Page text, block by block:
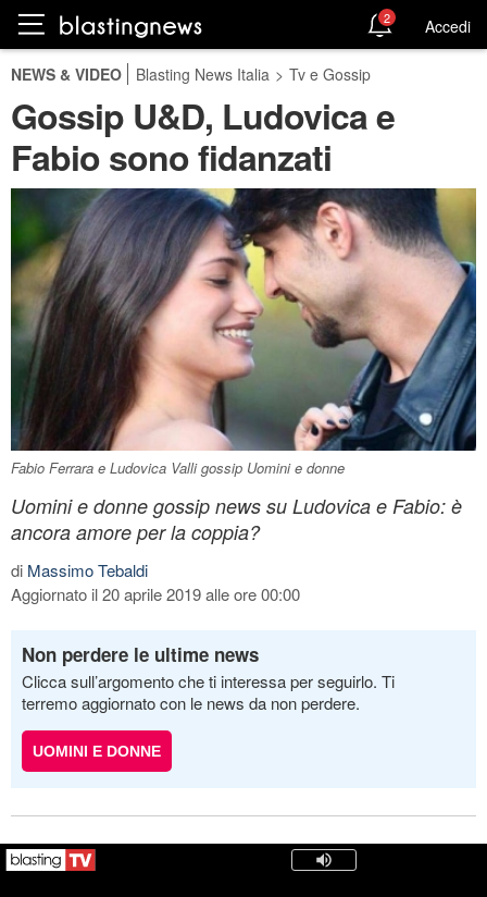
2 Accedi
NEWS & VIDEO Blasting News Italia > Tv e Gossip
Gossip U&D, Ludovica e
Fabio sono fidanzati
Fabio Ferrara e Ludovica Valli gossip Uomini e donne
Uomini e donne gossip news su Ludovica e Fabio: è
ancora amore per la coppia?
di Massimo Tebaldi
Aggiornato il 20 aprile 2019 alle ore 00:00
Non perdere le ultime news
Clicca sull’argomento che ti interessa per seguirlo. Ti
terremo aggiornato con le news da non perdere.
UOMINI E DONNE